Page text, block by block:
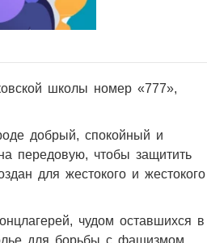
школы номер «777»,
добрый, спокойный и
передовую, чтобы защитить
для жестокого и жестокого
чудом оставшихся в
для борьбы с фашизмом